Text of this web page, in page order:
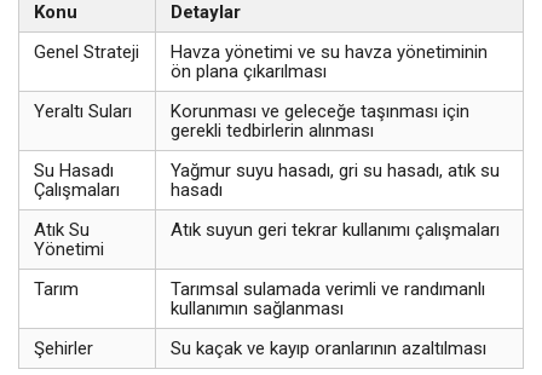
Konu
Detaylar
Genel Strateji
Havza yönetimi ve su havza yönetiminin
ön plana çıkarılması
Yeraltı Suları
Korunması ve geleceğe taşınması için
gerekli tedbirlerin alınması
Su Hasadı
Çalışmaları
Yağmur suyu hasadı, gri su hasadı, atık su
hasadı
Atık Su
Yönetimi
Atık suyun geri tekrar kullanımı çalışmaları
Tarım
Tarımsal sulamada verimli ve randımanlı
kullanımın sağlanması
Şehirler
Su kaçak ve kayıp oranlarının azaltılması